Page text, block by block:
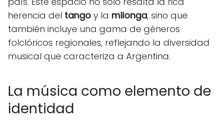
herencia del tango y la milonga, sino que
también incluye una gama de géneros
folclóricos regionales, reflejando la diversidad
musical que caracteriza a Argentina.
La música como elemento de
identidad